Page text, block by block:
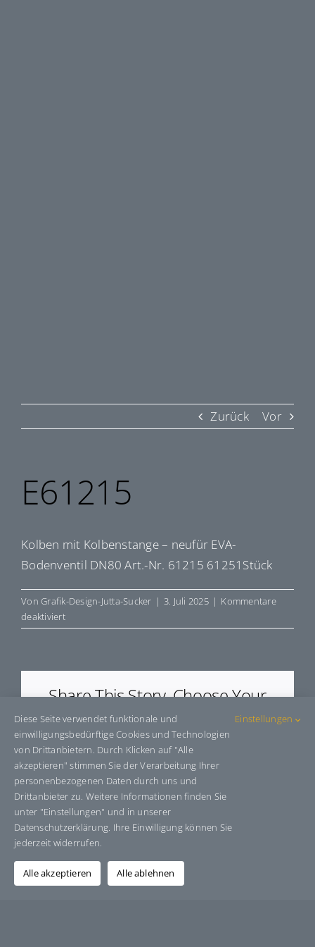
Zurück Vor
E61215
Kolben mit Kolbenstange – neufür EVA-
Bodenventil DN80 Art.-Nr. 61215 61251Stück
VonGrafik-Design-Jutta-Sucker | 3. Juli 2025 | Kommentare
deaktiviertfür
E61215
Share This Story, Choose Your
Platform!
Facebook Bluesky WhatsAppTelegram
E-
Mail
Über den Autor: Grafik-Design-Jutta-Sucker
Diese Seite verwendet funktionale und
einwilligungsbedürftige Cookies und Technologien
von Drittanbietern. Durch Klicken auf "Alle
akzeptieren" stimmen Sie der Verarbeitung Ihrer
personenbezogenen Daten durch uns und
Drittanbieter zu. Weitere Informationen finden Sie
unter "Einstellungen" und in unserer
Datenschutzerklärung. Ihre Einwilligung können Sie
jederzeit widerrufen.
Einstellungen
Alle akzeptieren Alle ablehnen